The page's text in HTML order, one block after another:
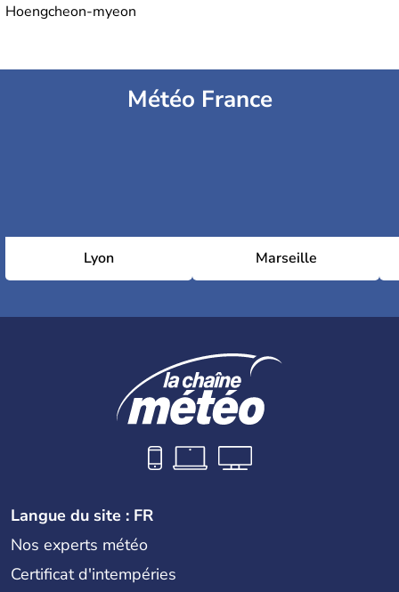
Hoengcheon-myeon
Météo France
Lyon Marseille
Langue du site : FR
Nos experts météo
Certificat d'intempéries